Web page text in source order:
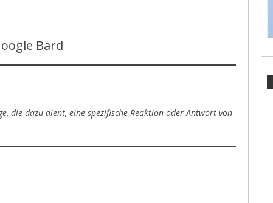
Bard
die dazu dient, eine spezifische Reaktion oder Antwort von